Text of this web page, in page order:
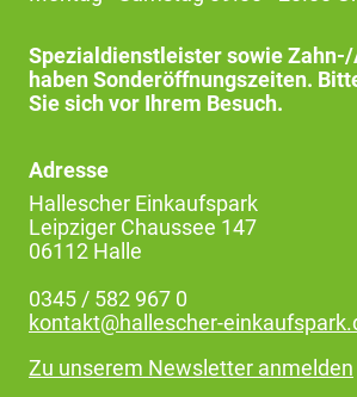
Spezialdienstleister sowie
haben Sonderöffnungszeiten.
Sie sich vor Ihrem Besuch.
Adresse
Hallescher Einkaufspark
Leipziger Chaussee 147
06112 Halle
0345 / 582 967 0
kontakt@hallescher-
Zu unserem Newsletter anmelden